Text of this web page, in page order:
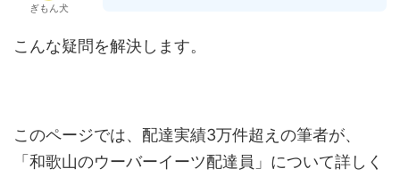
ぎもん犬
こんな疑問を解決します。
このページでは、配達実績3万件超えの筆者が、
「和歌山のウーバーイーツ配達員」について詳しく